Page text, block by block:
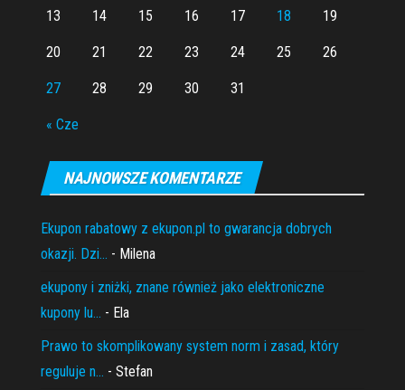
« Cze
13 14 15 16 17 18 19
20 21 22 23 24 25 26
27 28 29 30 31
NAJNOWSZE KOMENTARZE
Ekupon rabatowy z ekupon.pl to gwarancja dobrych
okazji. Dzi... - Milena
ekupony i zniżki, znane również jako elektroniczne
kupony lu... - Ela
Prawo to skomplikowany system norm i zasad, który
reguluje n... - Stefan